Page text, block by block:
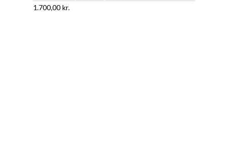
1.700,00 kr.